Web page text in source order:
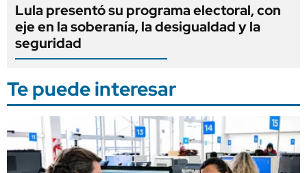
Lula presentó su programa electoral, con
eje en la soberanía, la desigualdad y la
seguridad
Te puede interesar